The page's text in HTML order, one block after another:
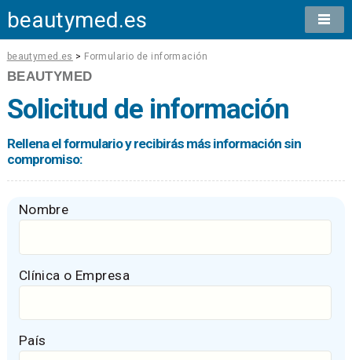
beautymed.es
beautymed.es > Formulario de información
BEAUTYMED
Solicitud de información
Rellena el formulario y recibirás más información sin
compromiso:
Nombre
Clínica o Empresa
País